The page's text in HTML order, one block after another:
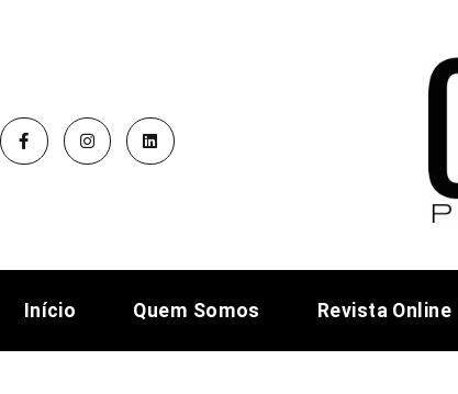
Início Quem Somos Revista Online